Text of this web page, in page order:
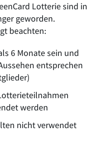
Lotterie sind in
geworden.
beachten:
6 Monate sein und
entsprechen
werden
nicht verwendet